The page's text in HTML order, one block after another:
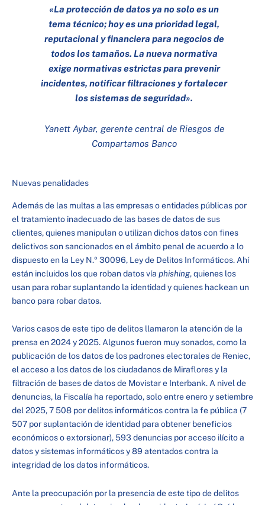
«La protección de datos ya no solo es un
tema técnico; hoy es una prioridad legal,
reputacional y financiera para negocios de
todos los tamaños. La nueva normativa
exige normativas estrictas para prevenir
incidentes, notificar filtraciones y fortalecer
los sistemas de seguridad».
Yanett Aybar, gerente central de Riesgos de
Compartamos Banco
Nuevas penalidades
Además de las multas a las empresas o entidades públicas por
el tratamiento inadecuado de las bases de datos de sus
clientes, quienes manipulan o utilizan dichos datos con fines
delictivos son sancionados en el ámbito penal de acuerdo a lo
dispuesto en la Ley N.º 30096, Ley de Delitos Informáticos. Ahí
están incluidos los que roban datos vía phishing, quienes los
usan para robar suplantando la identidad y quienes hackean un
banco para robar datos.
Varios casos de este tipo de delitos llamaron la atención de la
prensa en 2024 y 2025. Algunos fueron muy sonados, como la
publicación de los datos de los padrones electorales de Reniec,
el acceso a los datos de los ciudadanos de Miraflores y la
filtración de bases de datos de Movistar e Interbank. A nivel de
denuncias, la Fiscalía ha reportado, solo entre enero y setiembre
del 2025, 7 508 por delitos informáticos contra la fe pública (7
507 por suplantación de identidad para obtener beneficios
económicos o extorsionar), 593 denuncias por acceso ilícito a
datos y sistemas informáticos y 89 atentados contra la
integridad de los datos informáticos.
Ante la preocupación por la presencia de este tipo de delitos